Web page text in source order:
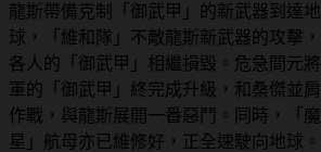
龍斯帶備克制「御武甲」的新武器到達地
球，「維和隊」不敵龍斯新武器的攻擊，
各人的「御武甲」相繼損毀。危急間元將
軍的「御武甲」終完成升級，和桑傑並肩
作戰，與龍斯展開一番惡鬥。同時，「魔
星」航母亦已維修好，正全速駛向地球。